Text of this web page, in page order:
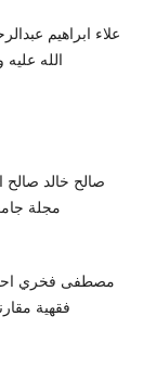
الله
مجلة
فقهية